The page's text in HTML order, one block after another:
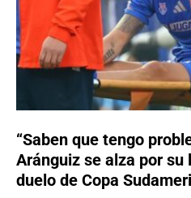
“Saben que tengo
Aránguiz se alza por su
duelo de Copa